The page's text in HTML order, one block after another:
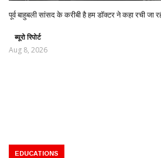
पूर्व बाहुबली सांसद के करीबी है हम डॉक्टर ने कहा रची जा
ब्यूरो रिपोर्ट
Aug 8, 2026
EDUCATIONS